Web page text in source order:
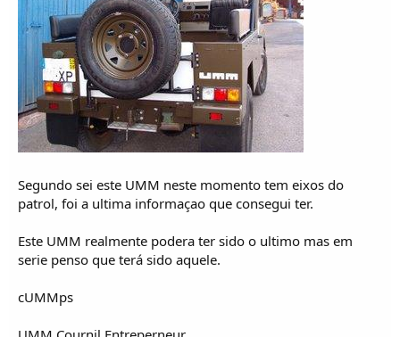
Segundo sei este UMM neste momento tem eixos do
patrol, foi a ultima informaçao que consegui ter.
Este UMM realmente podera ter sido o ultimo mas em
serie penso que terá sido aquele.
cUMMps